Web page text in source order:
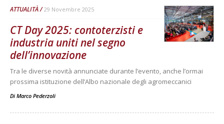
ATTUALITÀ 29 Novembre 2025
CT Day 2025: contoterzisti e
industria uniti nel segno
dell’innovazione
Tra le diverse novità annunciate durante l’evento, anche l’ormai
prossima istituzione dell’Albo nazionale degli agromeccanici
Di Marco Pederzoli